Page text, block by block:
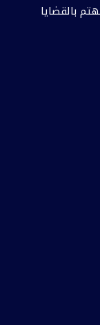
بالقضايا